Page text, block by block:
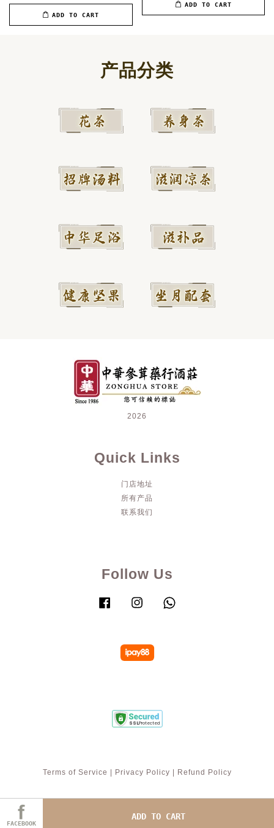
FACEBOOK
ADD TO CART
ADD TO CART
ADD TO CART
产品分类
2026
Quick Links
门店地址
所有产品
联系我们
Follow Us
Facebook Instagram
Terms of Service Privacy Policy Refund Policy